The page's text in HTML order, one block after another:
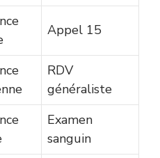
Appel 15
RDV
généraliste
Examen
sanguin